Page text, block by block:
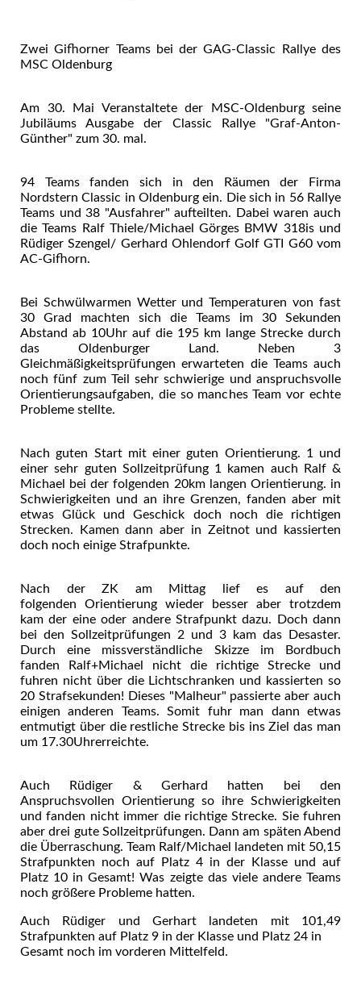
Zwei Gifhorner Teams bei der GAG-Classic Rallye des
MSC Oldenburg
Am 30. Mai Veranstaltete der MSC-Oldenburg seine
Jubiläums Ausgabe der Classic Rallye "Graf-Anton-
Günther" zum 30. mal.
94 Teams fanden sich in den Räumen der Firma
Nordstern Classic in Oldenburg ein. Die sich in 56 Rallye
Teams und 38 "Ausfahrer" aufteilten. Dabei waren auch
die Teams Ralf Thiele/Michael Görges BMW 318is und
Rüdiger Szengel/ Gerhard Ohlendorf Golf GTI G60 vom
AC-Gifhorn.
Bei Schwülwarmen Wetter und Temperaturen von fast
30 Grad machten sich die Teams im 30 Sekunden
Abstand ab 10Uhr auf die 195 km lange Strecke durch
das Oldenburger Land. Neben 3
Gleichmäßigkeitsprüfungen erwarteten die Teams auch
noch fünf zum Teil sehr schwierige und anspruchsvolle
Orientierungsaufgaben, die so manches Team vor echte
Probleme stellte.
Nach guten Start mit einer guten Orientierung. 1 und
einer sehr guten Sollzeitprüfung 1 kamen auch Ralf &
Michael bei der folgenden 20km langen Orientierung. in
Schwierigkeiten und an ihre Grenzen, fanden aber mit
etwas Glück und Geschick doch noch die richtigen
Strecken. Kamen dann aber in Zeitnot und kassierten
doch noch einige Strafpunkte.
Nach der ZK am Mittag lief es auf den
folgenden Orientierung wieder besser aber trotzdem
kam der eine oder andere Strafpunkt dazu. Doch dann
bei den Sollzeitprüfungen 2 und 3 kam das Desaster.
Durch eine missverständliche Skizze im Bordbuch
fanden Ralf+Michael nicht die richtige Strecke und
fuhren nicht über die Lichtschranken und kassierten so
20 Strafsekunden! Dieses "Malheur" passierte aber auch
einigen anderen Teams. Somit fuhr man dann etwas
entmutigt über die restliche Strecke bis ins Ziel das man
um 17.30Uhrerreichte.
Auch Rüdiger & Gerhard hatten bei den
Anspruchsvollen Orientierung so ihre Schwierigkeiten
und fanden nicht immer die richtige Strecke. Sie fuhren
aber drei gute Sollzeitprüfungen. Dann am späten Abend
die Überraschung. Team Ralf/Michael landeten mit 50,15
Strafpunkten noch auf Platz 4 in der Klasse und auf
Platz 10 in Gesamt! Was zeigte das viele andere Teams
noch größere Probleme hatten.
Auch Rüdiger und Gerhart landeten mit 101,49
Strafpunkten auf Platz 9 in der Klasse und Platz 24 in
Gesamt noch im vorderen Mittelfeld.